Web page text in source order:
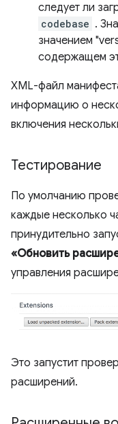
следует ли
codebase .
значением
содержащем
XML-файл
информацию о
включения
Тестирование
По умолчанию
каждые несколько
принудительно
«Обновить
управления
Это запустит
расширений.